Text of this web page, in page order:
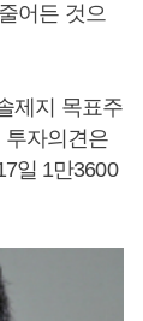
어든 것으
제지 목표주
투자의견은
일 1만3600